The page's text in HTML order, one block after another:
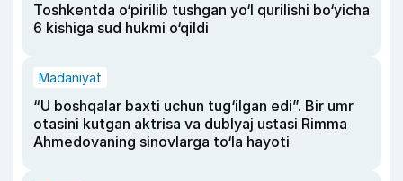
Toshkentda o‘pirilib tushgan yo‘l qurilishi bo‘yicha
6 kishiga sud hukmi o‘qildi
Madaniyat
“U boshqalar baxti uchun tug‘ilgan edi”. Bir umr
otasini kutgan aktrisa va dublyaj ustasi Rimma
Ahmedovaning sinovlarga to‘la hayoti